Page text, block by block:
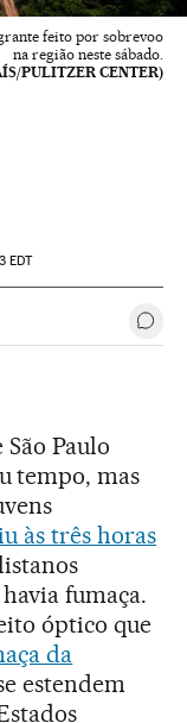
feito por sobrevoo
na região neste sábado.
PULITZER CENTER)
EDT
Paulo
tempo, mas
às três horas
fumaça.
óptico que
da
estendem